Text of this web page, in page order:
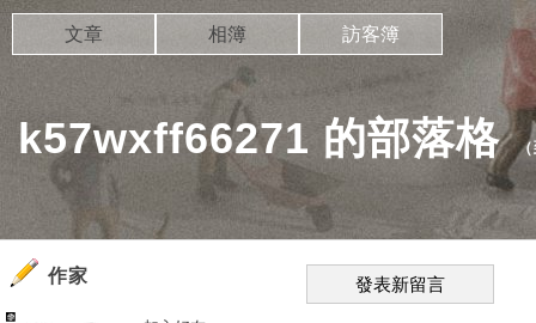
k57wxff66271 的部落格（
文章 相簿 訪客簿
發表新留言
作家